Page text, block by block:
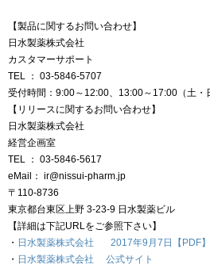
【製品に関するお問い合わせ】
日水製薬株式会社
カスタマーサポート
TEL ： 03-5846-5707
受付時間：9:00～12:00、13:00～17:00（土・
【リリースに関するお問い合わせ】
日水製薬株式会社
経営企画室
TEL ： 03-5846-5617
eMail： ir@nissui-pharm.jp
〒110-8736
東京都台東区上野 3-23-9 日水製薬ビル
【詳細は下記URLをご参照下さい】
・ 日水製薬株式会社 2017年9月7日【PDF
・ 日水製薬株式会社 公式サイト